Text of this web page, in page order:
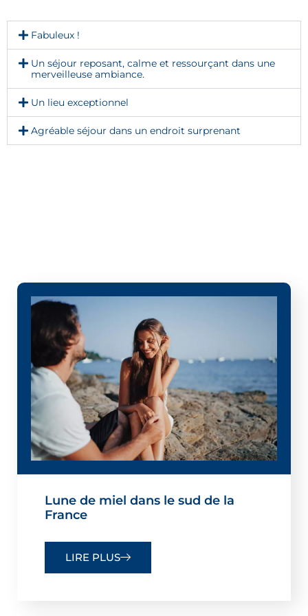
Fabuleux !
Un séjour reposant, calme et ressourçant dans une
merveilleuse ambiance.
Un lieu exceptionnel
Agréable séjour dans un endroit surprenant
Lune de miel dans le sud de la
France
LIRE PLUS